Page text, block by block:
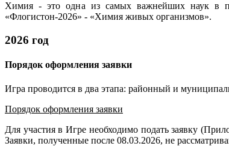
Химия - это одна из самых важнейших наук в
«Флогистон-2026» - «Химия живых организмов».
2026 год
Порядок оформления заявки
Игра проводится в два этапа: районный и
Порядок оформления заявки
Для участия в Игре необходимо подать заявку
Заявки, полученные после 08.03.2026, не